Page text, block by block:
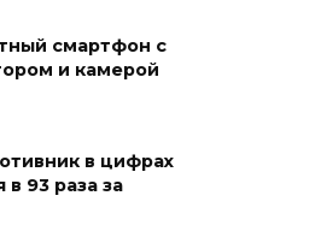
смартфон с
и камерой
в цифрах
93 раза за